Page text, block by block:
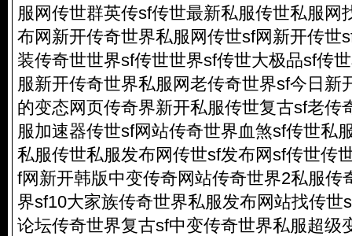
服网传世群英传sf传世最新私服传世私服网
布网新开传奇世界私服网传世sf网新开传世
装传奇世世界sf传世世界sf传世大极品sf传
服新开传奇世界私服网老传奇世界sf今日新
的变态网页传奇界新开私服传世复古sf老传
服加速器传世sf网站传奇世界血煞sf传世私
私服传世私服发布网传世sf发布网sf传世传
f网新开韩版中变传奇网站传奇世界2私服传
界sf10大家族传奇世界私服发布网站找传世
论坛传奇世界复古sf中变传奇世界私服超级